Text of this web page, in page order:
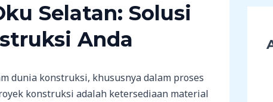
Selatan: Solusi
Anda
dunia konstruksi, khususnya dalam proses
konstruksi adalah ketersediaan material